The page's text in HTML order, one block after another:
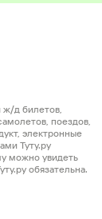
ж/д билетов,
поездов,
электронные
Туту.ру
можно увидеть
обязательна.